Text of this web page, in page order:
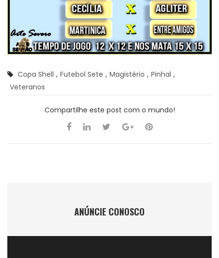
Copa Shell , Futebol Sete , Magistério , Pinhal ,
Veteranos
Compartilhe este post com o mundo!
ANÚNCIE CONOSCO